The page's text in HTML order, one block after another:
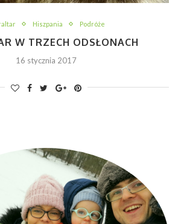
Hiszpania Podróże
W TRZECH ODSŁONACH
16 stycznia 2017